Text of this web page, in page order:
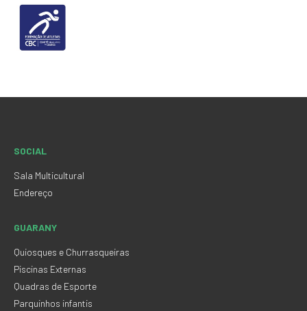
SOCIAL
Sala Multicultural
Endereço
GUARANY
Quiosques e Churrasqueiras
Piscinas Externas
Quadras de Esporte
Parquinhos infantis